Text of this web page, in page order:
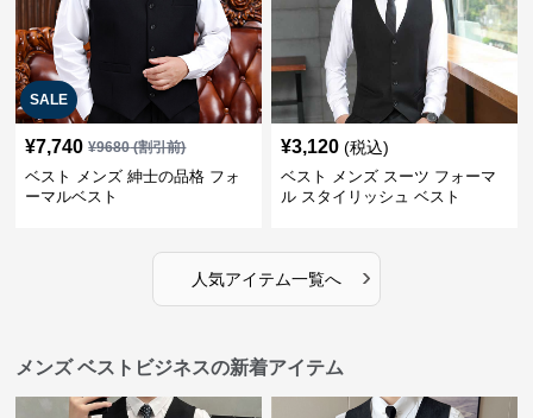
SALE
¥7,740 ¥9680(割引前)
ベスト メンズ 紳士の品格 フォ
ーマルベスト
¥3,120 (税込)
ベスト メンズ スーツ フォーマ
ル スタイリッシュ ベスト
人気アイテム一覧へ ›
メンズ ベストビジネスの新着アイテム